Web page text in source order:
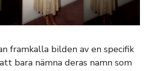
framkalla bilden av en specifik
bara nämna deras namn som